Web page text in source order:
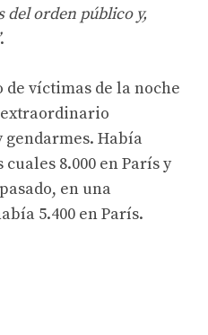
del orden público y,
.
víctimas de la noche
Había
cuales 8.000 en París y
en una
5.400 en París.